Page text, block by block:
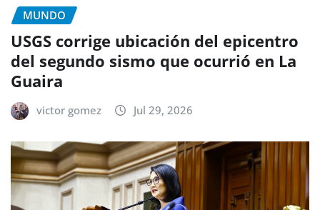
MUNDO
USGS corrige ubicación del epicentro
del segundo sismo que ocurrió en La
Guaira
victor gomez Jul 29, 2026